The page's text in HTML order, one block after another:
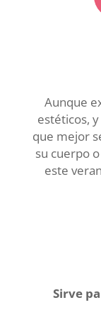
Aunque
estéticos,
que mejor
su cuerpo
este
Sirve